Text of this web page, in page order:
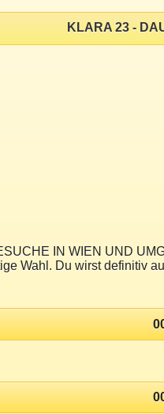
KLARA 23 -
IN WIEN UND
Wahl. Du wirst definitiv